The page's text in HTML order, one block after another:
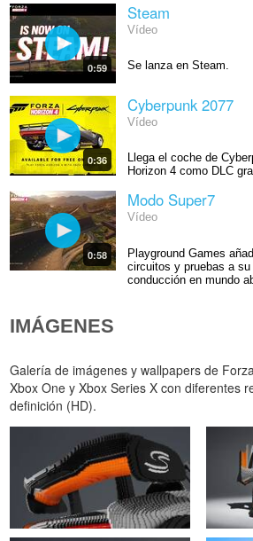
0:59
Steam
Vídeo
Se lanza en Steam.
0:36
Cyberpunk 2077
Vídeo
Llega el coche de
Horizon 4 como DLC
0:58
Modo Super7
Vídeo
Playground Games
circuitos y pruebas a su
conducción en mundo
IMÁGENES
Galería de imágenes y wallpapers de
Xbox One y Xbox Series X con diferentes
definición (HD).